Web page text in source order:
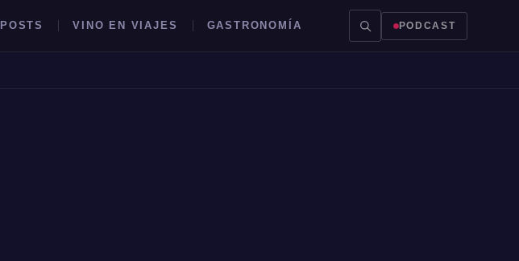
VINO EN VIAJES GASTRONOMÍA PODCAST